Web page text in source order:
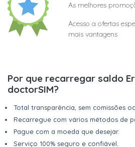
As melhores
Acesso a ofertas
mais vantagens
Por que recarregar saldo
doctorSIM?
Total transparência, sem comissões
Recarregue com vários métodos de
Pague com a moeda que desejar.
Serviço 100% seguro e confiável.